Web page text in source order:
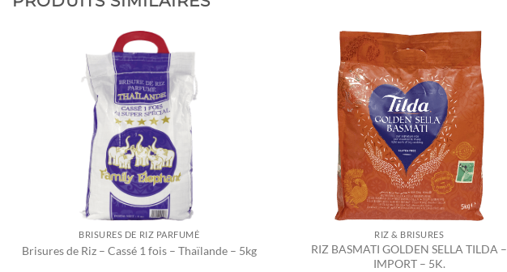
BRISURES DE RIZ PARFUMÉ
Brisures de Riz – Cassé 1 fois – Thaïlande – 5kg
RIZ & BRISURES
RIZ BASMATI GOLDEN SELLA TILDA –
IMPORT – 5K.